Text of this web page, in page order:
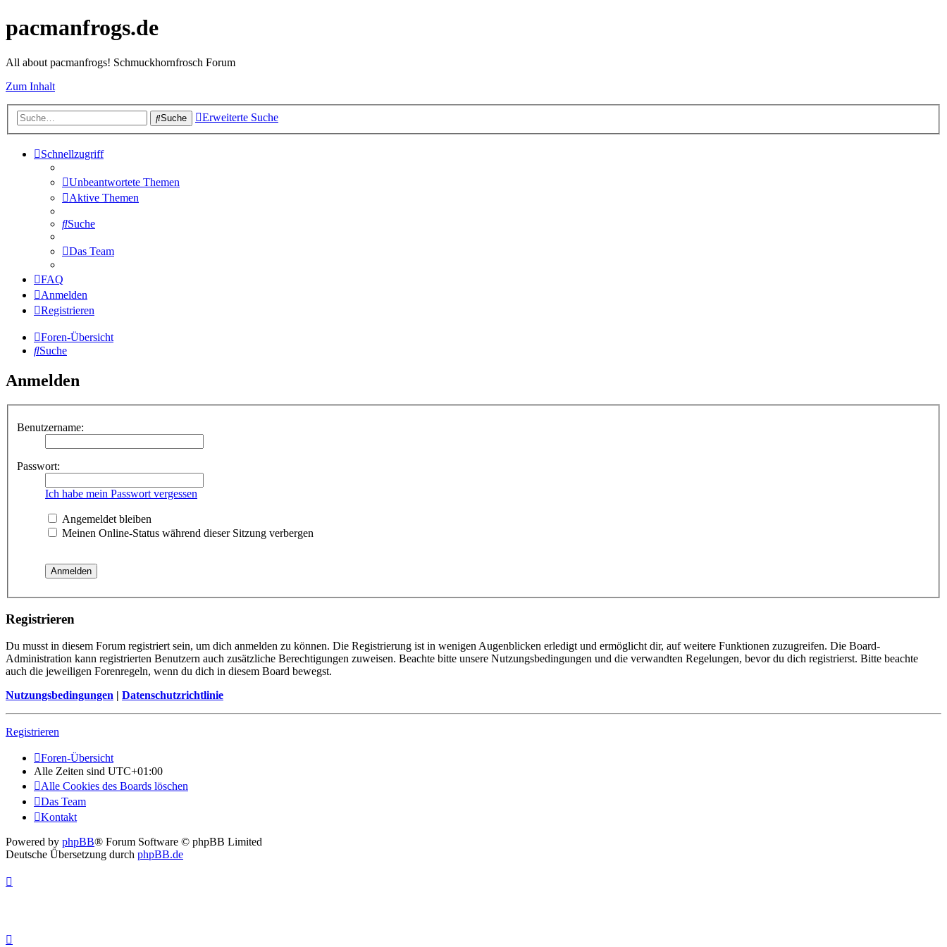
pacmanfrogs.de
All about pacmanfrogs! Schmuckhornfrosch Forum
Zum Inhalt
Suche Erweiterte Suche
Schnellzugriff
Unbeantwortete Themen
Aktive Themen
Suche
Das Team
FAQ
Anmelden
Registrieren
Foren-Übersicht
Suche
Anmelden
Benutzername:
Passwort:
Ich habe mein Passwort vergessen
Angemeldet bleiben
Meinen Online-Status während dieser Sitzung verbergen
Registrieren
Du musst in diesem Forum registriert sein, um dich anmelden zu können. Die Registrierung ist in wenigen Augenblicken erledigt und ermöglicht dir, auf weitere Funktionen zuzugreifen. Die Board-
Administration kann registrierten Benutzern auch zusätzliche Berechtigungen zuweisen. Beachte bitte unsere Nutzungsbedingungen und die verwandten Regelungen, bevor du dich registrierst. Bitte beachte
auch die jeweiligen Forenregeln, wenn du dich in diesem Board bewegst.
Nutzungsbedingungen | Datenschutzrichtlinie
Registrieren
Foren-Übersicht
Alle Zeiten sind UTC+01:00
Alle Cookies des Boards löschen
Das Team
Kontakt
Powered by phpBB® Forum Software © phpBB Limited
Deutsche Übersetzung durch phpBB.de